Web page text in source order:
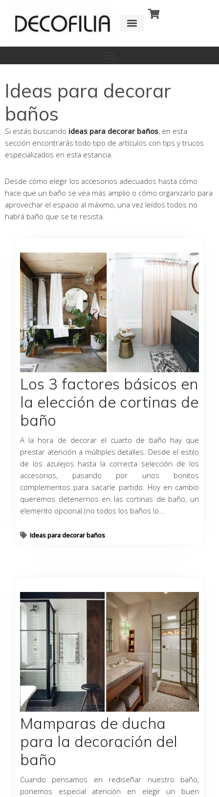
contenido
Ideas para decorar
baños
Si estás buscando ideas para decorar baños, en esta
sección encontrarás todo tipo de artículos con tips y trucos
especializados en esta estancia.
Desde cómo elegir los accesorios adecuados hasta cómo
hace que un baño se vea más amplio o cómo organizarlo para
aprovechar el espacio al máximo, una vez leídos todos no
habrá baño que se te resista.
Los 3 factores básicos en
la elección de cortinas de
baño
A la hora de decorar el cuarto de baño hay que
prestar atención a múltiples detalles. Desde el estilo
de los azulejos hasta la correcta selección de los
accesorios, pasando por unos bonitos
complementos para sacarle partido. Hoy en cambio
queremos detenernos en las cortinas de baño, un
elemento opcional (no todos los baños lo...
Ideas para decorar baños
Mamparas de ducha
para la decoración del
baño
Cuando pensamos en rediseñar nuestro baño,
ponemos especial atención en elegir un buen